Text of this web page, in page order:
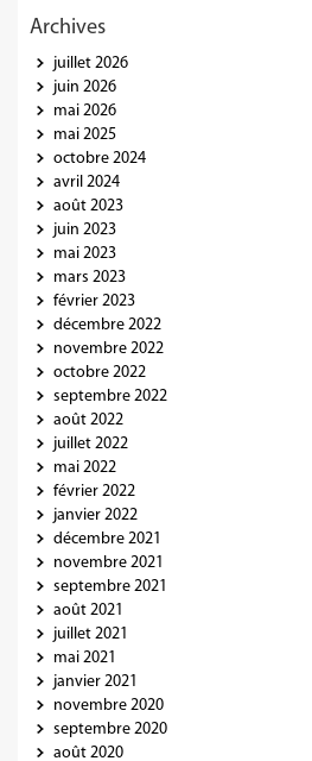
Archives
juillet 2026
juin 2026
mai 2026
mai 2025
octobre 2024
avril 2024
août 2023
juin 2023
mai 2023
mars 2023
février 2023
décembre 2022
novembre 2022
octobre 2022
septembre 2022
août 2022
juillet 2022
mai 2022
février 2022
janvier 2022
décembre 2021
novembre 2021
septembre 2021
août 2021
juillet 2021
mai 2021
janvier 2021
novembre 2020
septembre 2020
août 2020